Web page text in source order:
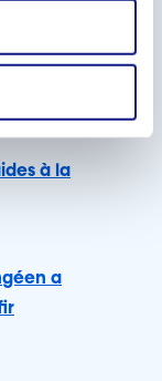
des acquis de
à la
a